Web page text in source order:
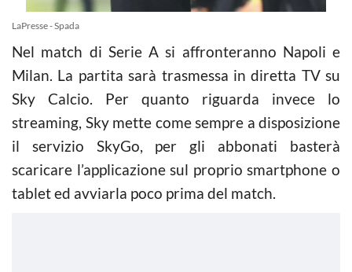
LaPresse - Spada
Nel match di Serie A si affronteranno Napoli e
Milan. La partita sarà trasmessa in diretta TV su
Sky Calcio. Per quanto riguarda invece lo
streaming, Sky mette come sempre a disposizione
il servizio SkyGo, per gli abbonati basterà
scaricare l’applicazione sul proprio smartphone o
tablet ed avviarla poco prima del match.